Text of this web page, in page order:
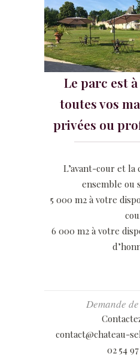
Le parc est
toutes vos
privées ou
L’avant-cour et la
ensemble ou
5 000 m2 à votre
6 000 m2 à votre
Demande
contact@chateau-
02 54